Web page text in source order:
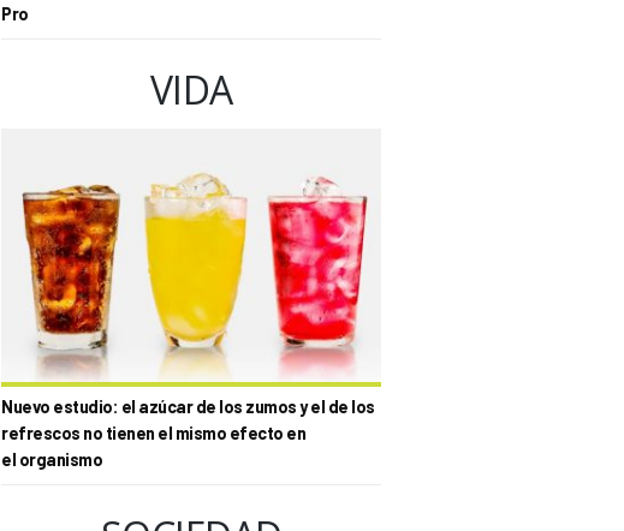
Pro
VIDA
Nuevo estudio: el azúcar de los zumos y el de los
refrescos no tienen el mismo efecto en
el organismo